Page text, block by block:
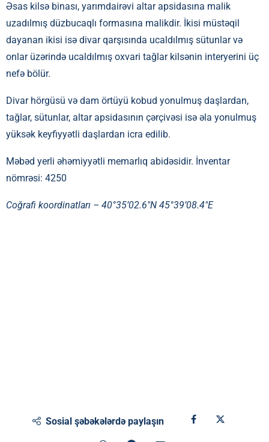
Əsas kilsə binası, yarımdairəvi altar apsidasına malik
uzadılmış düzbucaqlı formasına malikdir. İkisi müstəqil
dayanan ikisi isə divar qarşısında ucaldılmış sütunlar və
onlar üzərində ucaldılmış oxvari tağlar kilsənin interyerini üç
nefə bölür.
Divar hörgüsü və dam örtüyü kobud yonulmuş daşlardan,
tağlar, sütunlar, altar apsidasının çərçivəsi isə əla yonulmuş
yüksək keyfiyyətli daşlardan icra edilib.
Məbəd yerli əhəmiyyətli memarlıq abidəsidir. İnventar
nömrəsi: 4250
Coğrafi koordinatları – 40°35’02.6″N 45°39’08.4″E
Sosial şəbəkələrdə paylaşın